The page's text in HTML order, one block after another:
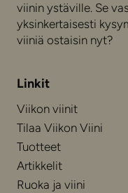
viinin ystäville. Se
yksinkertaisesti
viiniä ostaisin nyt?
Linkit
Viikon viinit
Tilaa Viikon Viini
Tuotteet
Artikkelit
Ruoka ja viini